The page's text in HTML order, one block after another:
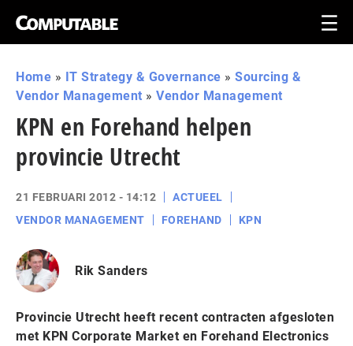
Home » IT Strategy & Governance » Sourcing &
Vendor Management » Vendor Management
KPN en Forehand helpen
provincie Utrecht
21 FEBRUARI 2012 - 14:12
ACTUEEL
VENDOR MANAGEMENT
FOREHAND KPN
Rik Sanders
Provincie Utrecht heeft recent contracten afgesloten
met KPN Corporate Market en Forehand Electronics